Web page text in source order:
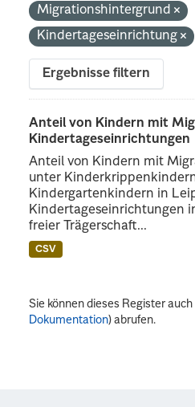
Migrationshintergrund
Kindertageseinrichtung
Ergebnisse filtern
Anteil von Kindern mit
Kindertageseinrichtungen
Anteil von Kindern mit
unter
Kindergartenkindern in
Kindertageseinrichtungen
freier Trägerschaft...
CSV
Sie können dieses Register
Dokumentation) abrufen.